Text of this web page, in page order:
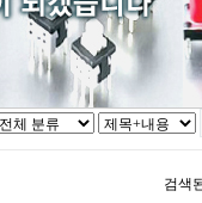
검색